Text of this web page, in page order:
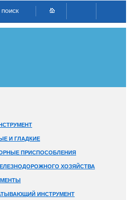
ПОИСК
И ГЛАДКИЕ
ПРИСПОСОБЛЕНИЯ
ХОЗЯЙСТВА
ИНСТРУМЕНТ